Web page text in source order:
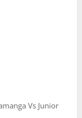
Vs Junior